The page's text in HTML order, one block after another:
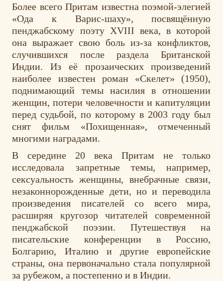
Более всего Притам известна поэмой-элегией
«Ода к Варис-шаху», посвящённую
пенджабскому поэту XVIII века, в которой
она выражает свою боль из-за конфликтов,
случившихся после раздела Британской
Индии. Из её прозаических произведений
наиболее известен роман «Скелет» (1950),
поднимающий темы насилия в отношении
женщин, потери человечности и капитуляции
перед судьбой, по которому в 2003 году был
снят фильм «Похищенная», отмеченный
многими наградами.
В середине 20 века Притам не только
исследовала запретные темы, например,
сексуальность женщины, внебрачные связи,
незаконнорожденные дети, но и переводила
произведения писателей со всего мира,
расширяя кругозор читателей современной
пенджабской поэзии. Путешествуя на
писательские конференции в Россию,
Болгарию, Италию и другие европейские
страны, она первоначально стала популярной
за рубежом, а постепенно и в Индии.